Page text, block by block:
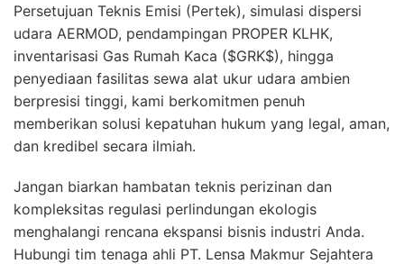
Persetujuan Teknis Emisi (Pertek), simulasi dispersi
udara AERMOD, pendampingan PROPER KLHK,
inventarisasi Gas Rumah Kaca ($GRK$), hingga
penyediaan fasilitas sewa alat ukur udara ambien
berpresisi tinggi, kami berkomitmen penuh
memberikan solusi kepatuhan hukum yang legal, aman,
dan kredibel secara ilmiah.
Jangan biarkan hambatan teknis perizinan dan
kompleksitas regulasi perlindungan ekologis
menghalangi rencana ekspansi bisnis industri Anda.
Hubungi tim tenaga ahli PT. Lensa Makmur Sejahtera